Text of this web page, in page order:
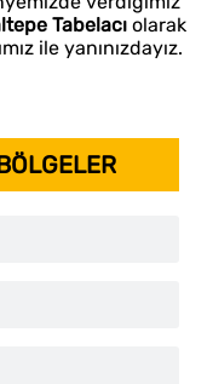
Tabelacı olarak
ile yanınızdayız.